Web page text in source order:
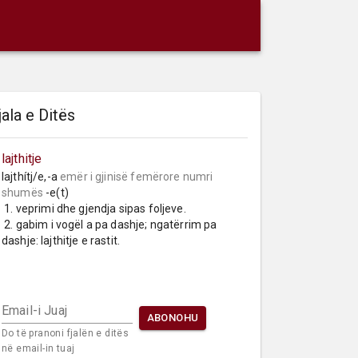
e Ditës
lajthitje
lajthítj/e,-a emër i gjinisë femërore numri
shumës -e(t)
2. gabim i vogël a pa dashje; ngatërrim pa
dashje: lajthitje e rastit.
Email-i Juaj
Do të pranoni fjalën e ditës
në email-in tuaj
ABONOHU